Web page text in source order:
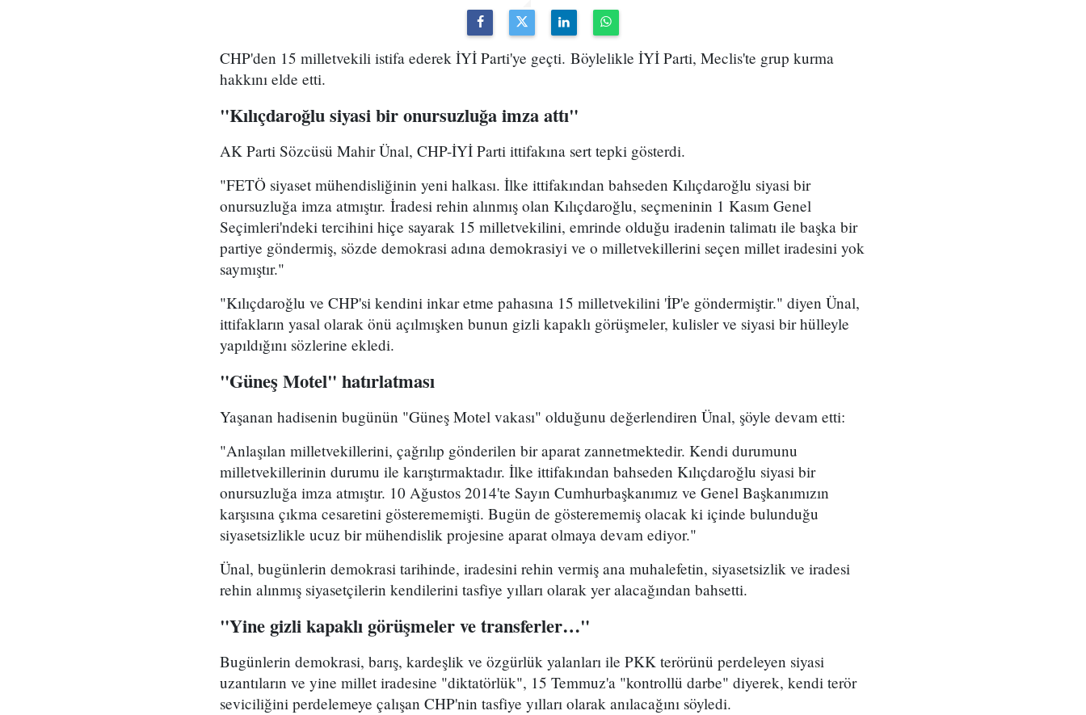
CHP'den 15 milletvekili istifa ederek İYİ Parti'ye geçti. Böylelikle İYİ Parti, Meclis'te grup kurma
hakkını elde etti.
"Kılıçdaroğlu siyasi bir onursuzluğa imza attı"
AK Parti Sözcüsü Mahir Ünal, CHP-İYİ Parti ittifakına sert tepki gösterdi.
"FETÖ siyaset mühendisliğinin yeni halkası. İlke ittifakından bahseden Kılıçdaroğlu siyasi bir
onursuzluğa imza atmıştır. İradesi rehin alınmış olan Kılıçdaroğlu, seçmeninin 1 Kasım Genel
Seçimleri'ndeki tercihini hiçe sayarak 15 milletvekilini, emrinde olduğu iradenin talimatı ile başka bir
partiye göndermiş, sözde demokrasi adına demokrasiyi ve o milletvekillerini seçen millet iradesini yok
saymıştır."
"Kılıçdaroğlu ve CHP'si kendini inkar etme pahasına 15 milletvekilini 'İP'e göndermiştir." diyen Ünal,
ittifakların yasal olarak önü açılmışken bunun gizli kapaklı görüşmeler, kulisler ve siyasi bir hülleyle
yapıldığını sözlerine ekledi.
"Güneş Motel" hatırlatması
Yaşanan hadisenin bugünün "Güneş Motel vakası" olduğunu değerlendiren Ünal, şöyle devam etti:
"Anlaşılan milletvekillerini, çağrılıp gönderilen bir aparat zannetmektedir. Kendi durumunu
milletvekillerinin durumu ile karıştırmaktadır. İlke ittifakından bahseden Kılıçdaroğlu siyasi bir
onursuzluğa imza atmıştır. 10 Ağustos 2014'te Sayın Cumhurbaşkanımız ve Genel Başkanımızın
karşısına çıkma cesaretini gösterememişti. Bugün de gösterememiş olacak ki içinde bulunduğu
siyasetsizlikle ucuz bir mühendislik projesine aparat olmaya devam ediyor."
Ünal, bugünlerin demokrasi tarihinde, iradesini rehin vermiş ana muhalefetin, siyasetsizlik ve iradesi
rehin alınmış siyasetçilerin kendilerini tasfiye yılları olarak yer alacağından bahsetti.
"Yine gizli kapaklı görüşmeler ve transferler…"
Bugünlerin demokrasi, barış, kardeşlik ve özgürlük yalanları ile PKK terörünü perdeleyen siyasi
uzantıların ve yine millet iradesine "diktatörlük", 15 Temmuz'a "kontrollü darbe" diyerek, kendi terör
seviciliğini perdelemeye çalışan CHP'nin tasfiye yılları olarak anılacağını söyledi.